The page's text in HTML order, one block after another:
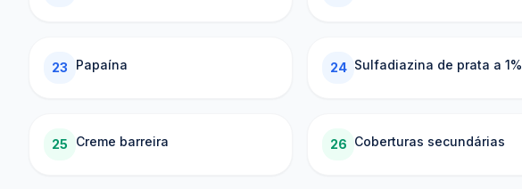
23 Papaína 24 Sulfadiazina de prata a 1%
25 Creme barreira 26 Coberturas secundárias